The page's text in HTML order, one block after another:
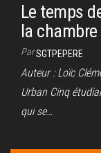
Le temps
la
ParSGTPEPERE
Auteur : Loïc
Urban Cinq
qui se…